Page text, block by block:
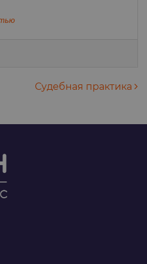
записям
Судебная практика